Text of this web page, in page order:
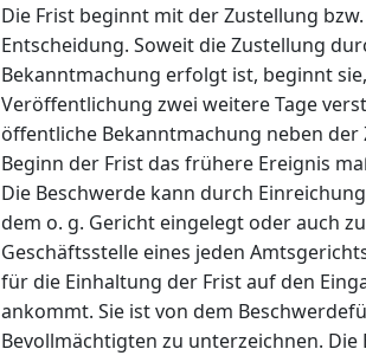
Die Frist beginnt mit der Zustellung
Entscheidung. Soweit die Zustellung
Bekanntmachung erfolgt ist, beginnt
Veröffentlichung zwei weitere Tage
öffentliche Bekanntmachung neben
Beginn der Frist das frühere Ereignis
Die Beschwerde kann durch
dem o. g. Gericht eingelegt oder auch
Geschäftsstelle eines jeden
für die Einhaltung der Frist auf den
ankommt. Sie ist von dem
Bevollmächtigten zu unterzeichnen. Die